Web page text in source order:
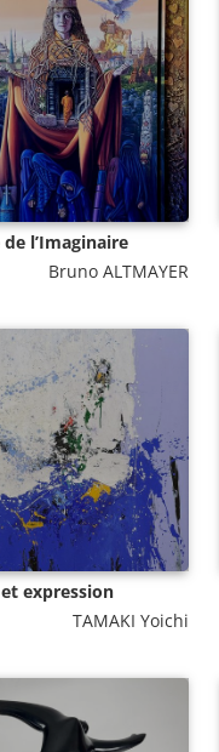
de l’Imaginaire
Bruno ALTMAYER
expression
TAMAKI Yoichi